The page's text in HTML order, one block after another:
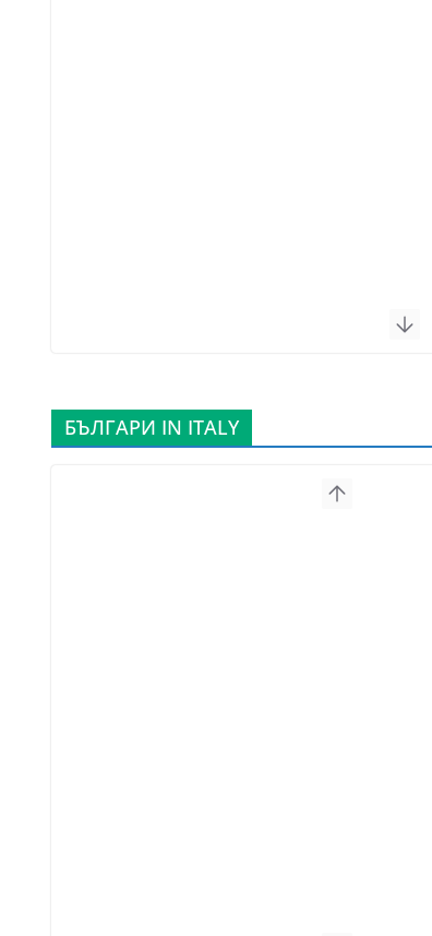
БЪЛГАРИ IN ITALY